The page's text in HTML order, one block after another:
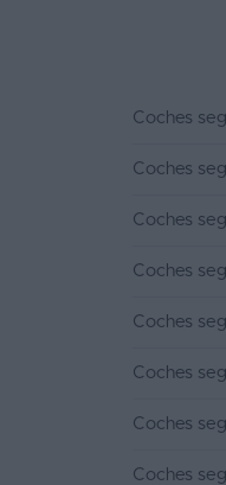
Coches
Coches
Coches
Coches
Coches
Coches
Coches
Coches